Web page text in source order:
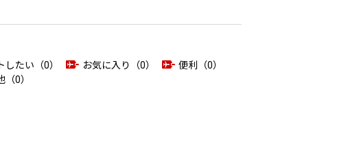
したい（0） お気に入り（0）
便利（0）
（0）